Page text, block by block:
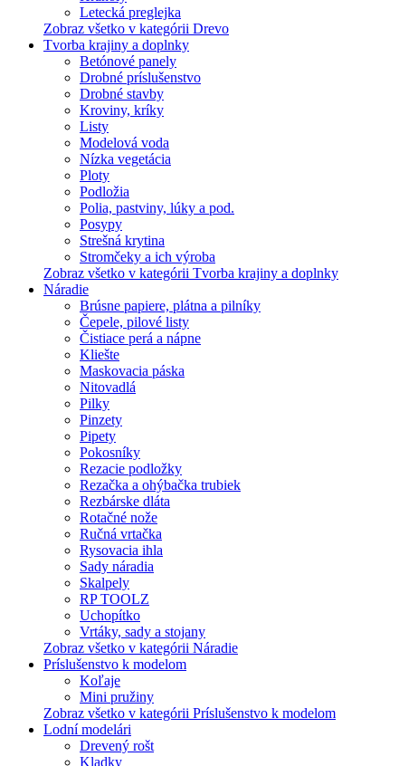
Letecká preglejka
Zobraz všetko v kategórii Drevo
Tvorba krajiny a doplnky
Betónové panely
Drobné príslušenstvo
Drobné stavby
Kroviny, kríky
Listy
Modelová voda
Nízka vegetácia
Ploty
Podložia
Polia, pastviny, lúky a pod.
Posypy
Strešná krytina
Stromčeky a ich výroba
Zobraz všetko v kategórii Tvorba krajiny a doplnky
Náradie
Brúsne papiere, plátna a pilníky
Čepele, pilové listy
Čistiace perá a nápne
Kliešte
Maskovacia páska
Nitovadlá
Pilky
Pinzety
Pipety
Pokosníky
Rezacie podložky
Rezačka a ohýbačka trubiek
Rezbárske dláta
Rotačné nože
Ručná vrtačka
Rysovacia ihla
Sady náradia
Skalpely
RP TOOLZ
Uchopítko
Vrtáky, sady a stojany
Zobraz všetko v kategórii Náradie
Príslušenstvo k modelom
Koľaje
Mini pružiny
Zobraz všetko v kategórii Príslušenstvo k modelom
Lodní modelári
Drevený rošt
Kladky